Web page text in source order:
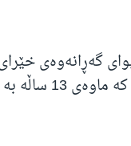
گەڕانەوەی